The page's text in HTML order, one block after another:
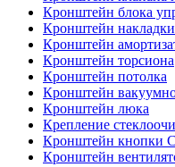
Кронштейн блока
Кронштейн накладки
Кронштейн
Кронштейн торсиона
Кронштейн потолка
Кронштейн
Кронштейн люка
Крепление
Кронштейн кнопки
Кронштейн